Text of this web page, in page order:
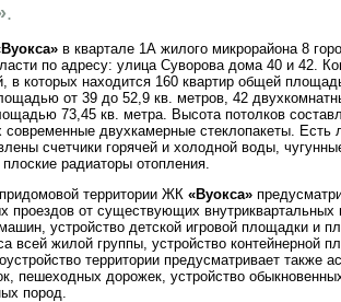
.
в квартале 1А жилого микрорайона 8
по адресу: улица Суворова дома 40 и 42.
в которых находится 160 квартир общей
от 39 до 52,9 кв. метров, 42
73,45 кв. метра. Высота потолков
современные двухкамерные стеклопакеты.
счетчики горячей и холодной воды,
радиаторы отопления.
территории ЖК «Вуокса»
проездов от существующих внутриквартальных
устройство детской игровой площадки и
всей жилой группы, устройство контейнерной
территории предусматривает также
пешеходных дорожек, устройство
пород.